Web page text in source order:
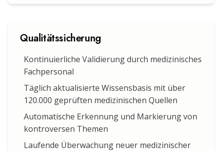
Qualitätssicherung
Kontinuierliche Validierung durch medizinisches
Fachpersonal
Täglich aktualisierte Wissensbasis mit über
120.000 geprüften medizinischen Quellen
Automatische Erkennung und Markierung von
kontroversen Themen
Laufende Überwachung neuer medizinischer